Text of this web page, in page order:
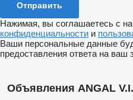
Нажимая, вы соглашаетесь с
конфиденциальности и
Ваши персональные данные
предоставления ответа на ваш
Объявления ANGAL